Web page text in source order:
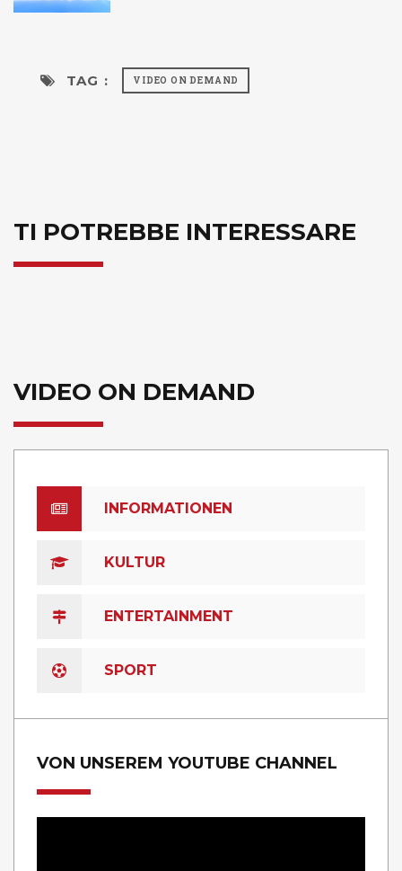
TAG : VIDEO ON DEMAND
TI POTREBBE INTERESSARE
VIDEO ON DEMAND
INFORMATIONEN
KULTUR
ENTERTAINMENT
SPORT
VON UNSEREM YOUTUBE CHANNEL